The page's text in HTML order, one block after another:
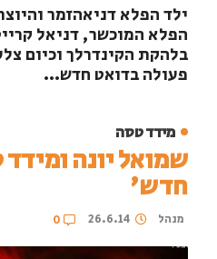
ילד הפלא דניאהזמר
הפלא המוכשר, דניאל
בלהקת הקינדרלך וכיום
פעולה בדואט חדש...
מידד טסה
שמואל יונה
חדש'
מנהל 26.6.14
0